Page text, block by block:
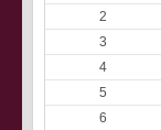
2
3
4
5
6